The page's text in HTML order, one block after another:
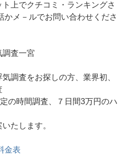
上でクチコミ・ランキングさ
かメ－ルでお問い合わせくださ
調査一宮
調査をお探しの方、業界初、
の時間調査、７日間3万円のハ
たします。
金表